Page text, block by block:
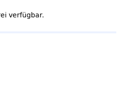
verfügbar.